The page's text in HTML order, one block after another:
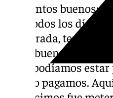
Momentos buenos:
bien todos los días.
temporada, tenía
en un buen nivel de
juego podíamos
pues lo pagamos.